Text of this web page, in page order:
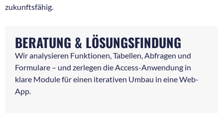
zukunftsfähig.
BERATUNG & LÖSUNGSFINDUNG
Wir analysieren Funktionen, Tabellen, Abfragen und
Formulare – und zerlegen die Access-Anwendung in
klare Module für einen iterativen Umbau in eine Web-
App.